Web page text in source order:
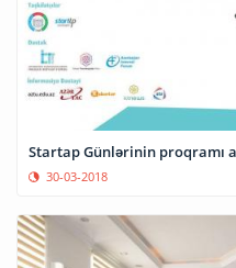
Startap Günlərinin proqramı
30-03-2018